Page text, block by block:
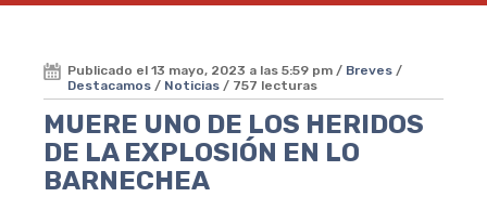
Publicado el 13 mayo, 2023 a las 5:59 pm / Breves /
Destacamos / Noticias / 757 lecturas
MUERE UNO DE LOS HERIDOS
DE LA EXPLOSIÓN EN LO
BARNECHEA